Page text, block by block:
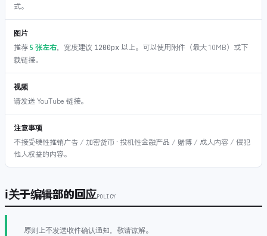
式。
图片
推荐5 张左右，宽度建议 1200px以上。可以使用附件（最大 10MB）或下
载链接。
视频
请发送 YouTube 链接。
注意事项
不接受硬性推销广告 / 加密货币 · 投机性金融产品 / 赌博 / 成人内容 / 侵犯
他人权益的内容。
ℹ关于编辑部的回应POLICY
原则上不发送收件确认通知，敬请谅解。